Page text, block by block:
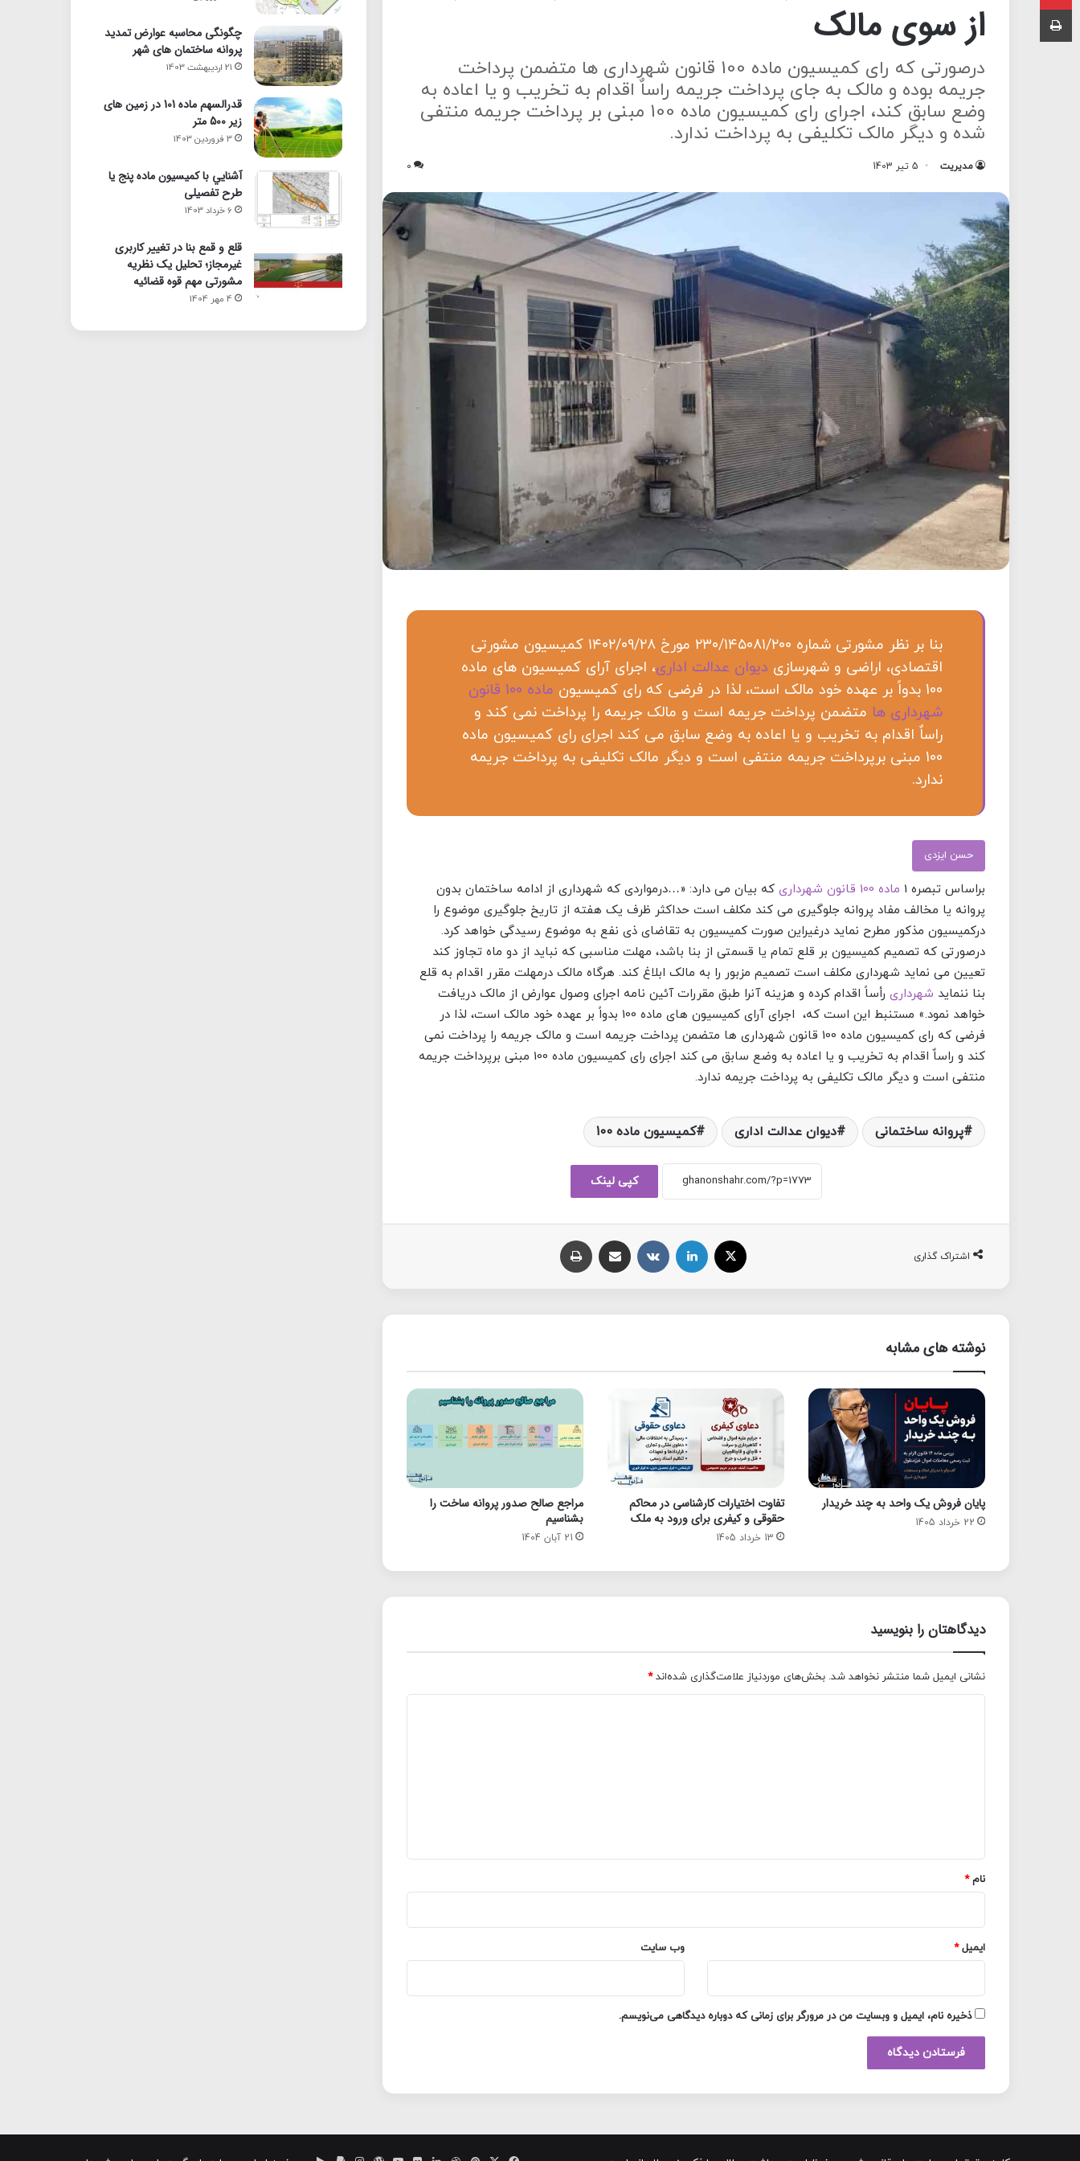
از سوی مالک
درصورتی که رای کمیسیون ماده 100 قانون شهرداری ها متضمن پرداخت
جریمه بوده و مالک به جای پرداخت جریمه راساٌ اقدام به تخریب و یا اعاده به
وضع سابق کند، اجرای رای کمیسیون ماده 100 مبنی بر پرداخت جریمه منتفی
شده و دیگر مالک تکلیفی به پرداخت ندارد.
مدیریت 5 تیر 1403 0
بنا بر نظر مشورتی شماره ۲۳‍۰/۱۴۵‍۰۸۱/۲‍۰‍۰ مورخ ۱۴‍۰۲/‍۰۹/‍۲۸ کمیسیون مشورتی
اقتصادی، اراضی و شهرسازی دیوان عدالت اداری، اجرای آرای کمیسیون های ماده
100 بدواً بر عهده خود مالک است، لذا در فرضی که رای کمیسیون
ماده 100 قانون
شهرداری ها متضمن پرداخت جریمه است و مالک جریمه را پرداخت نمی کند و
راساٌ اقدام به تخریب و یا اعاده به وضع سابق می کند اجرای رای کمیسیون ماده
100 مبنی برپرداخت جریمه منتفی است و دیگر مالک تکلیفی به پرداخت جریمه
ندارد.
حسن ایزدی
براساس تبصره 1 ماده 100 قانون شهرداری
که بیان می دارد: «…درمواردی که شهرداری از ادامه ساختمان بدون
پروانه یا مخالف مفاد پروانه جلوگیری می کند مکلف است حداکثر ظرف یک هفته از تاریخ جلوگیری موضوع را
درکمیسیون مذکور مطرح نماید درغیراین صورت کمیسیون به تقاضای ذی نفع به موضوع رسیدگی خواهد کرد.
درصورتی که تصمیم کمیسیون بر قلع تمام یا قسمتی از بنا باشد، مهلت مناسبی که نباید از دو ماه تجاوز کند
تعیین می نماید شهرداری مکلف است تصمیم مزبور را به مالک ابلاغ کند. هرگاه مالک درمهلت مقرر اقدام به قلع
بنا ننماید شهرداری رأساً اقدام کرده و هزینه آنرا طبق مقررات آئین نامه اجرای وصول عوارض از مالک دریافت
خواهد نمود.» مستنبط این است که، اجرای آرای کمیسیون های ماده 100 بدواً بر عهده خود مالک است، لذا در
فرضی که رای کمیسیون ماده 100 قانون شهرداری ها متضمن پرداخت جریمه است و مالک جریمه را پرداخت نمی
کند و راساٌ اقدام به تخریب و یا اعاده به وضع سابق می کند اجرای رای کمیسیون ماده 100 مبنی برپرداخت جریمه
منتفی است و دیگر مالک تکلیفی به پرداخت جریمه ندارد.
پروانه ساختمانی دیوان عدالت اداری کمیسیون ماده 100
کپی لینک
اشتراک گذاری
لینکداین VKontakte اشتراک با ایمیل
نوشته های مشابه
پایان فروش یک واحد به چند خریدار
22 خرداد 1405
تفاوت اختیارات کارشناسی در محاکم
حقوقی و کیفری برای ورود به ملک
13 خرداد 1405
مراجع صالح صدور پروانه ساخت را
بشناسیم
21 آبان 1404
دیدگاهتان را بنویسید
نشانی ایمیل شما منتشر نخواهد شد. بخش‌های موردنیاز علامت‌گذاری شده‌اند*
نام*
ایمیل* وب‌ سایت
ذخیره نام، ایمیل و وبسایت من در مرورگر برای زمانی که دوباره دیدگاهی می‌نویسم.
چگونگی محاسبه عوارض تمدید
پروانه ساختمان های شهر
21 اردیبهشت 1403
قدرالسهم ماده 101 در زمین های
زیر 500 متر
3 فروردین 1403
آشنايي با كميسيون ماده پنج یا
طرح تفصیلی
6 خرداد 1403
قلع و قمع بنا در تغییر کاربری
غیرمجاز؛ تحلیل یک نظریه
مشورتی مهم قوه قضائیه
4 مهر 1404
چاپ